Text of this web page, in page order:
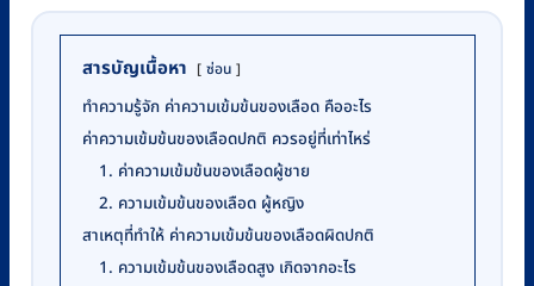
สารบัญเนื้อหา ซ่อน
ทำความรู้จัก ค่าความเข้มข้นของเลือด คืออะไร
ค่าความเข้มข้นของเลือดปกติ ควรอยู่ที่เท่าไหร่
1. ค่าความเข้มข้นของเลือดผู้ชาย
2. ความเข้มข้นของเลือด ผู้หญิง
สาเหตุที่ทำให้ ค่าความเข้มข้นของเลือดผิดปกติ
1. ความเข้มข้นของเลือดสูง เกิดจากอะไร